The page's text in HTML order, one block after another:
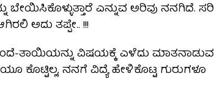
ಎನ್ನುವ ಅರಿವು ನನಗಿದೆ. ಸರಿ
ಅದು ತಪ್ಪೇ.. !!!
ತಾಯಿಯನ್ನು ವಿಷಯಕ್ಕೆ ಎಳೆದು ಮಾತನಾಡುವ
ಕೊಟ್ಟಿಲ್ಲ, ನನಗೆ ವಿದ್ಯೆ ಹೇಳಿಕೊಟ್ಟ ಗುರುಗಳೂ